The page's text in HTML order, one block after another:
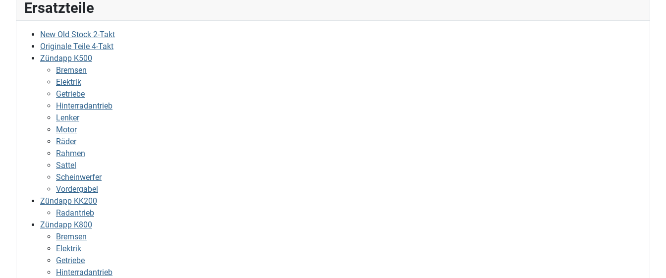
Ersatzteile
New Old Stock 2-Takt
Originale Teile 4-Takt
Zündapp K500
Bremsen
Elektrik
Getriebe
Hinterradantrieb
Lenker
Motor
Räder
Rahmen
Sattel
Scheinwerfer
Vordergabel
Zündapp KK200
Radantrieb
Zündapp K800
Bremsen
Elektrik
Getriebe
Hinterradantrieb